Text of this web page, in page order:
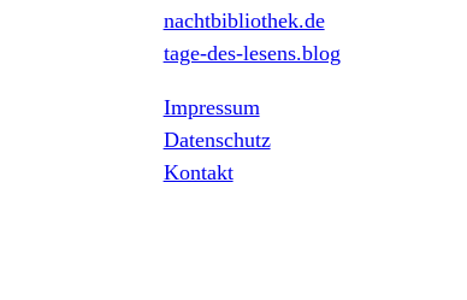
nachtbibliothek.de
tage-des-lesens.blog
Impressum
Datenschutz
Kontakt